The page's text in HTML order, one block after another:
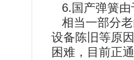
6.国产弹簧由
相当一部分老
设备陈旧等原
困难，目前正